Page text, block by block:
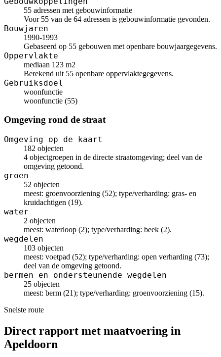
55 adressen met gebouwinformatie
Voor 55 van de 64 adressen is gebouwinformatie gevonden.
Bouwjaren
1990-1993
Gebaseerd op 55 gebouwen met openbare bouwjaargegevens.
Oppervlakte
mediaan 123 m2
Berekend uit 55 openbare oppervlaktegegevens.
Gebruiksdoel
woonfunctie
woonfunctie (55)
Omgeving rond de straat
Omgeving op de kaart
182 objecten
4 objectgroepen in de directe straatomgeving; deel van de
omgeving getoond.
groen
52 objecten
meest: groenvoorziening (52); type/verharding: gras- en
kruidachtigen (19).
water
2 objecten
meest: waterloop (2); type/verharding: beek (2).
wegdelen
103 objecten
meest: voetpad (52); type/verharding: open verharding (73);
deel van de omgeving getoond.
bermen en ondersteunende wegdelen
25 objecten
meest: berm (21); type/verharding: groenvoorziening (15).
Snelste route
Direct rapport met maatvoering in
Apeldoorn